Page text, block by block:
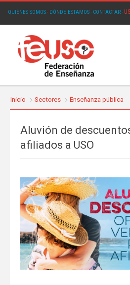
QUIÉNES SOMOS· DÓNDE ESTAMOS· CONTACTAR·
Inicio Sectores Enseñanza pública
Aluvión de
afiliados a USO